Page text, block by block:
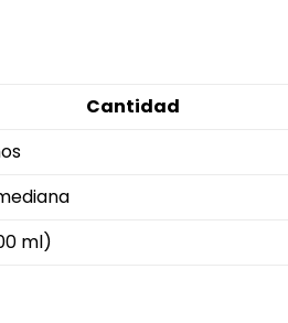
Cantidad
ml)